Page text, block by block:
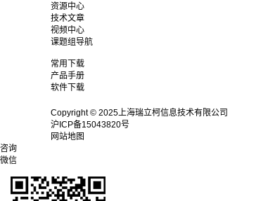
资源中心
技术文章
视频中心
课题组导航
常用下载
产品手册
软件下载
Copyright © 2025上海瑞立柯信息技术有限公司
沪ICP备15043820号
网站地图
咨询
微信